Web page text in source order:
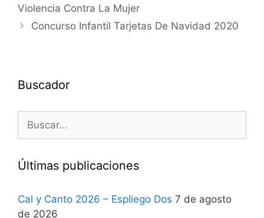
Violencia Contra La Mujer
Concurso Infantil Tarjetas De Navidad 2020
Buscador
Últimas publicaciones
Cal y Canto 2026 – Espliego Dos 7 de agosto
de 2026